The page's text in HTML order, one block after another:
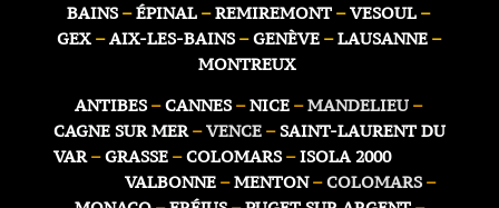
BAINS –ÉPINAL –REMIREMONT –VESOUL –
GEX–AIX-LES-BAINS–GENÈVE–LAUSANNE–
MONTREUX
ANTIBES –CANNES –NICE –MANDELIEU –
CAGNE SUR MER–VENCE –SAINT-LAURENT DU
VAR–GRASSE –COLOMARS –ISOLA 2000
VALBONNE –MENTON–COLOMARS –